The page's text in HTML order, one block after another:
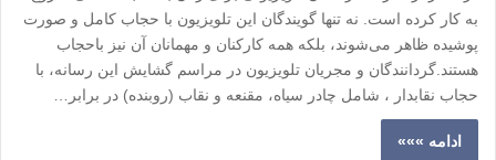
به کار کرده است. نه تنها گویندگان این تلویزیون با حجاب کامل و صورت
پوشیده ظاهر می‌شوند، بلکه همه کارکنان و مهمانان آن نیز باحجاب
هستند.گردانندگان و مجریان تلویزیون در مراسم گشایش این رسانه، با
حجاب نقابدار ، شامل چادر سیاه، مقنعه و نقاب (روبنده) در برابر…
ادامه »»»